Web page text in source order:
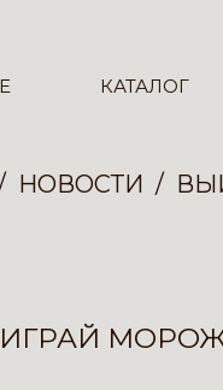
КАТАЛОГ
НОВОСТИ